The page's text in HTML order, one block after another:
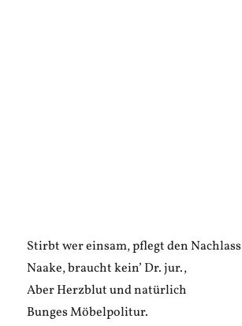
Stirbt wer einsam, pflegt den Nachlass
Naake, braucht kein’ Dr. jur.,
Aber Herzblut und natürlich
Bunges Möbelpolitur.